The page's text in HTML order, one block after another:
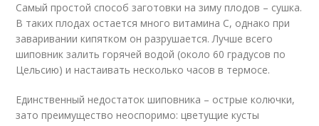
Самый простой способ заготовки на зиму плодов – сушка.
В таких плодах остается много витамина С, однако при
заваривании кипятком он разрушается. Лучше всего
шиповник залить горячей водой (около 60 градусов по
Цельсию) и настаивать несколько часов в термосе.
Единственный недостаток шиповника – острые колючки,
зато преимущество неоспоримо: цветущие кусты